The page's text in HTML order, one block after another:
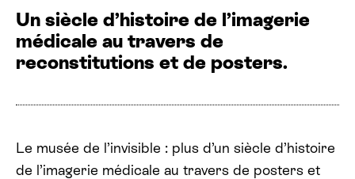
Un siècle d’histoire de l’imagerie
médicale au travers de
reconstitutions et de posters.
Le musée de l’invisible : plus d’un siècle d’histoire
de l’imagerie médicale au travers de posters et